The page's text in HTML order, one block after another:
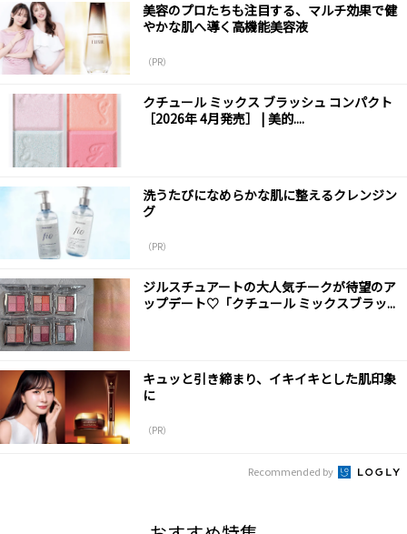
美容のプロたちも注目する、マルチ効果で健
やかな肌へ導く高機能美容液
（PR）
クチュール ミックス ブラッシュ コンパクト
［2026年 4月発売］ | 美的....
洗うたびになめらかな肌に整えるクレンジン
グ
（PR）
ジルスチュアートの大人気チークが待望のア
ップデート♡「クチュール ミックスブラッ...
キュッと引き締まり、イキイキとした肌印象
に
（PR）
Recommended by